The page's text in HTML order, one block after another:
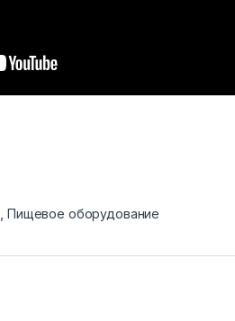
Пищевое оборудование